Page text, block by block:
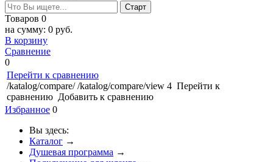
Товаров 0
на сумму: 0 руб.
В корзину
Сравнение
0
Перейти к сравнению
/katalog/compare/ /katalog/compare/view 4 Перейти к
сравнению Добавить к сравнению
Избранное 0
Вы здесь:
Каталог →
Душевая программа →